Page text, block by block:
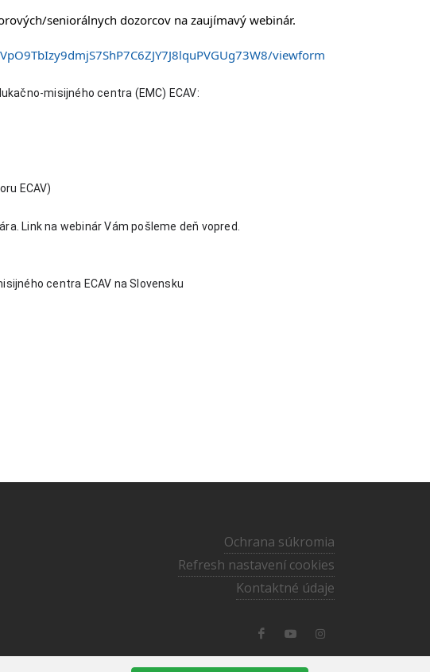
seniorálnych dozorcov na zaujímavý webinár.
viewform
misijného centra (EMC) ECAV:
ECAV)
Link na webinár Vám pošleme deň vopred.
centra ECAV na Slovensku
Ochrana súkromia
Refresh nastavení cookies
Kontaktné údaje